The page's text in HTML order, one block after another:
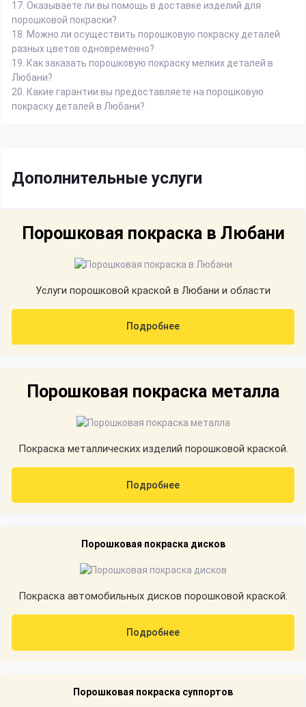
17. Оказываете ли вы помощь в доставке изделий для
порошковой покраски?
18. Можно ли осуществить порошковую покраску деталей
разных цветов одновременно?
19. Как заказать порошковую покраску мелких деталей в
Любани?
20. Какие гарантии вы предоставляете на порошковую
покраску деталей в Любани?
Дополнительные услуги
Порошковая покраска в Любани
Услуги порошковой краской в Любани и области
Подробнее
Порошковая покраска металла
Покраска металлических изделий порошковой краской.
Подробнее
Порошковая покраска дисков
Покраска автомобильных дисков порошковой краской.
Подробнее
Порошковая покраска суппортов